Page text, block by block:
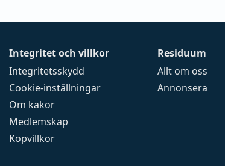
Integritet och villkor
Integritetsskydd
Cookie-inställningar
Om kakor
Medlemskap
Köpvillkor
Residuum
Allt om oss
Annonsera